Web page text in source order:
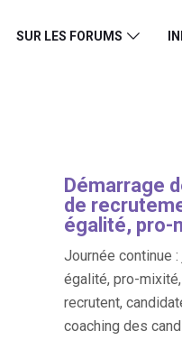
SUR LES FORUMS
Démarrage
de
égalité, pro-
Journée continue
égalité, pro-
recrutent,
coaching des